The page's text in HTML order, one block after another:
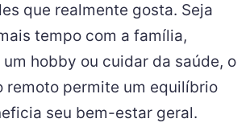
que realmente gosta. Seja
tempo com a família,
hobby ou cuidar da saúde, o
remoto permite um equilíbrio
seu bem-estar geral.